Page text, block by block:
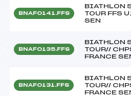
BNAF0141.FFS
BIATHLON
TOUR FFS
SEN
BNAF0135.FFS
BIATHLON
TOUR//
FRANCE
BNAF0131.FFS
BIATHLON
TOUR//
FRANCE